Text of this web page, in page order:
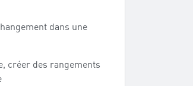
dans une
créer des rangements